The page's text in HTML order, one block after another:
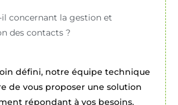
il concernant la gestion et
des contacts ?
défini, notre équipe technique
de vous proposer une solution
répondant à vos besoins.